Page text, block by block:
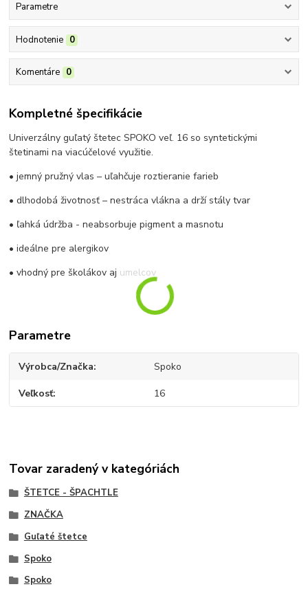
Parametre
Hodnotenie 0
Komentáre 0
Kompletné špecifikácie
Univerzálny guľatý štetec SPOKO veľ. 16 so syntetickými
štetinami na viacúčelové využitie.
• jemný pružný vlas – uľahčuje roztieranie farieb
• dlhodobá životnosť – nestráca vlákna a drží stály tvar
• ľahká údržba - neabsorbuje pigment a masnotu
• ideálne pre alergikov
• vhodný pre školákov aj umelcov
Parametre
Výrobca/Značka Spoko
Veľkosť 16
Tovar zaradený v kategóriách
ŠTETCE - ŠPACHTLE
ZNAČKA
Guľaté štetce
Spoko
Spoko